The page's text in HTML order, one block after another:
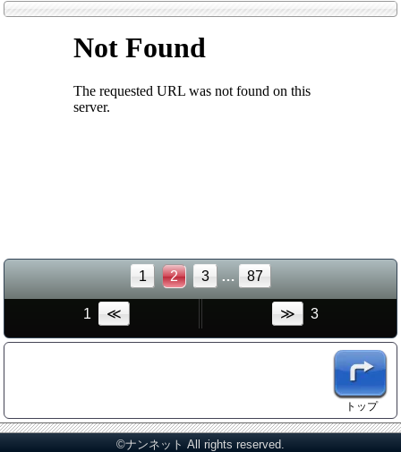
1 2 3 … 87
1 ≪ ≫ 3
トップ
©ナンネット All rights reserved.